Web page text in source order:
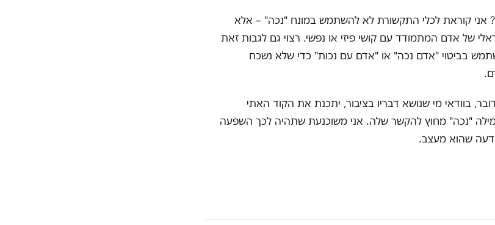
אני קוראת לכלי התקשורת לא להשתמש במונח "נכה" – אלא
של אדם המתמודד עם קושי פיזי או נפשי. רצוי גם לגבות זאת
בביטוי "אדם נכה" או "אדם עם נכות" כדי שלא נשכח
בוודאי מי שנושא דבריו בציבור, יתכנת את הקוד האתי
"נכה" מחוץ להקשר שלה. אני משוכנעת שתהיה לכך השפעה
שהוא מעצב.